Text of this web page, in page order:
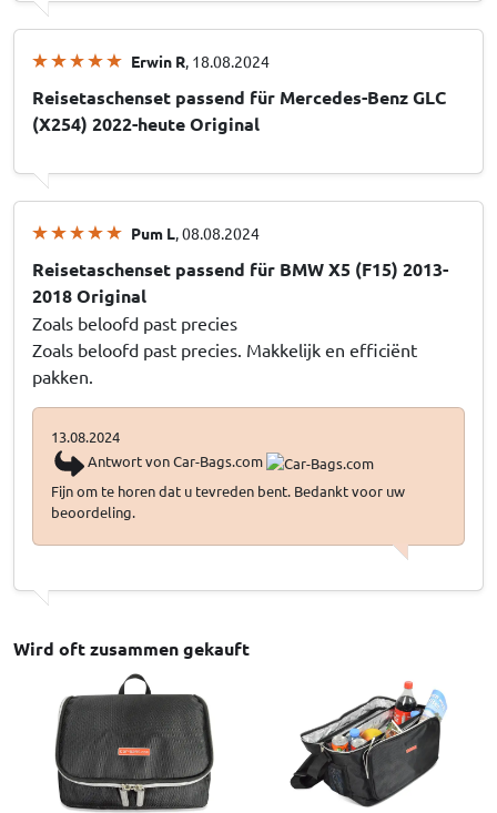
Erwin R , 18.08.2024
Reisetaschenset passend für Mercedes-Benz GLC
(X254) 2022-heute Original
Pum L , 08.08.2024
Reisetaschenset passend für BMW X5 (F15) 2013-
2018 Original
Zoals beloofd past precies
Zoals beloofd past precies. Makkelijk en efficiënt
pakken.
13.08.2024
Antwort von Car-Bags.com
Fijn om te horen dat u tevreden bent. Bedankt voor uw
beoordeling.
Wird oft zusammen gekauft